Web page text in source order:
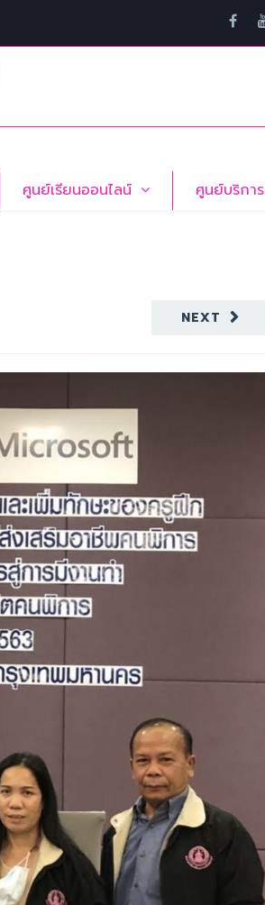
ศูนย์เรียนออนไลน์ ศูนย์บริการ
NEXT